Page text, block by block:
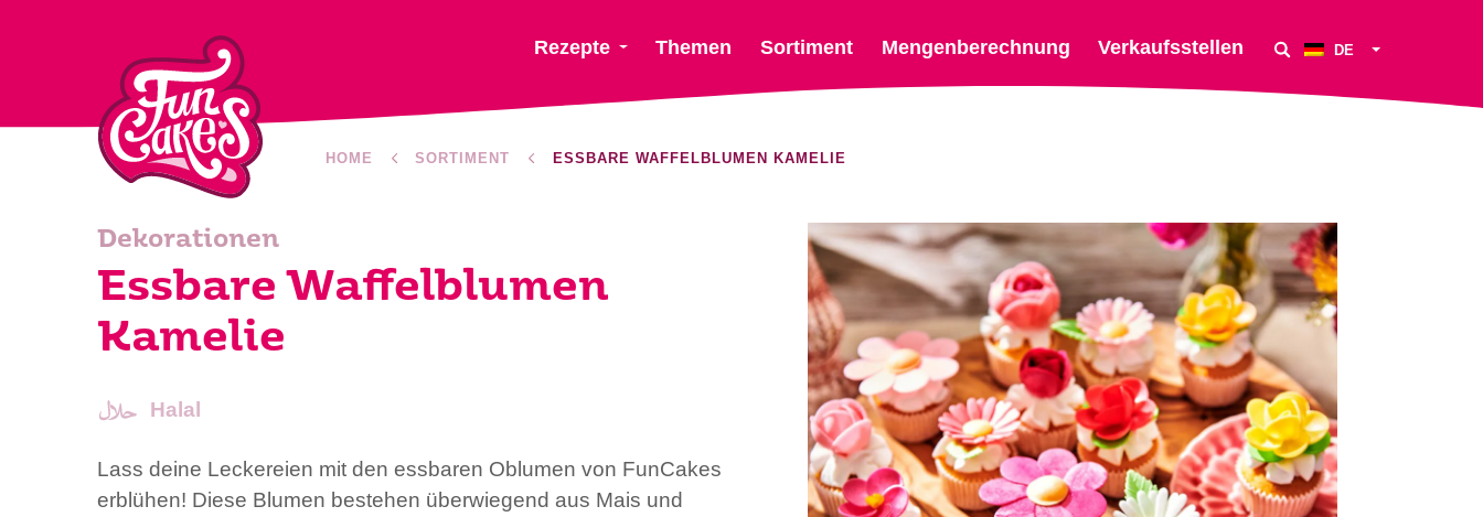
Rezepte Themen Sortiment Mengenberechnung Verkaufsstellen DE
HOME SORTIMENT ESSBARE WAFFELBLUMEN KAMELIE
Dekorationen
Essbare Waffelblumen
Kamelie
Halal
Lass deine Leckereien mit den essbaren Oblumen von FunCakes
erblühen! Diese Blumen bestehen überwiegend aus Mais und